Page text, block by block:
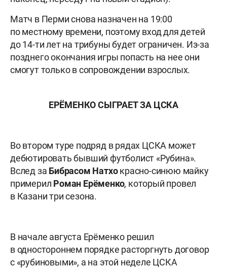
Матч в Перми снова назначен на 19:00
по местному времени, поэтому вход для детей
до 14-ти лет на трибуны будет ограничен. Из-за
позднего окончания игры попасть на нее они
смогут только в сопровождении взрослых.
ЕРЁМЕНКО СЫГРАЕТ ЗА ЦСКА
Во втором туре подряд в рядах ЦСКА может
дебютировать бывший футболист «Рубина».
Вслед за Бибрасом Натхокрасно-синюю майку
примерил Роман Ерёменко, который провел
в Казани три сезона.
В начале августа Ерёменко решил
в одностороннем порядке расторгнуть договор
с «рубиновыми», а на этой неделе ЦСКА